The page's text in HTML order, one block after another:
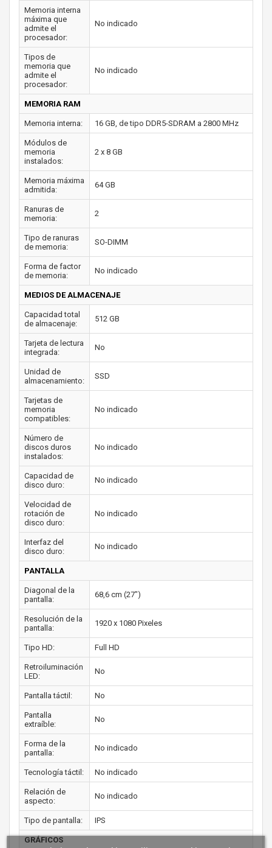
Memoria interna
máxima que
admite el
procesador:
No indicado
Tipos de
memoria que
admite el
procesador:
No indicado
MEMORIA RAM
Memoria interna: 16 GB, de tipo DDR5-SDRAM a 2800 MHz
Módulos de
memoria
instalados:
2 x 8 GB
Memoria máxima
admitida:
64 GB
Ranuras de
memoria:
2
Tipo de ranuras
de memoria:
SO-DIMM
Forma de factor
de memoria:
No indicado
MEDIOS DE ALMACENAJE
Capacidad total
de almacenaje:
512 GB
Tarjeta de lectura
integrada:
No
Unidad de
almacenamiento:
SSD
Tarjetas de
memoria
compatibles:
No indicado
Número de
discos duros
instalados:
No indicado
Capacidad de
disco duro:
No indicado
Velocidad de
rotación de
disco duro:
No indicado
Interfaz del
disco duro:
No indicado
PANTALLA
Diagonal de la
pantalla:
68,6 cm (27")
Resolución de la
pantalla:
1920 x 1080 Pixeles
Tipo HD: Full HD
Retroiluminación
LED:
No
Pantalla táctil: No
Pantalla
extraíble:
No
Forma de la
pantalla:
No indicado
Tecnología táctil: No indicado
Relación de
aspecto:
No indicado
Tipo de pantalla: IPS
GRÁFICOS